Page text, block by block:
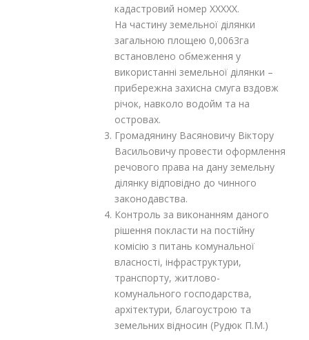
кадастровий номер XXXXX.
На частину земельної ділянки
загальною площею 0,0063га
встановлено обмеження у
використанні земельної ділянки –
прибережна захисна смуга вздовж
річок, навколо водойм та на
островах.
Громадянину Васяновичу Віктору
Васильовичу провести оформлення
речового права на дану земельну
ділянку відповідно до чинного
законодавства.
Контроль за виконанням даного
рішення покласти на постійну
комісію з питань комунальної
власності, інфраструктури,
транспорту, житлово-
комунального господарства,
архітектури, благоустрою та
земельних відносин (Рудюк П.М.)